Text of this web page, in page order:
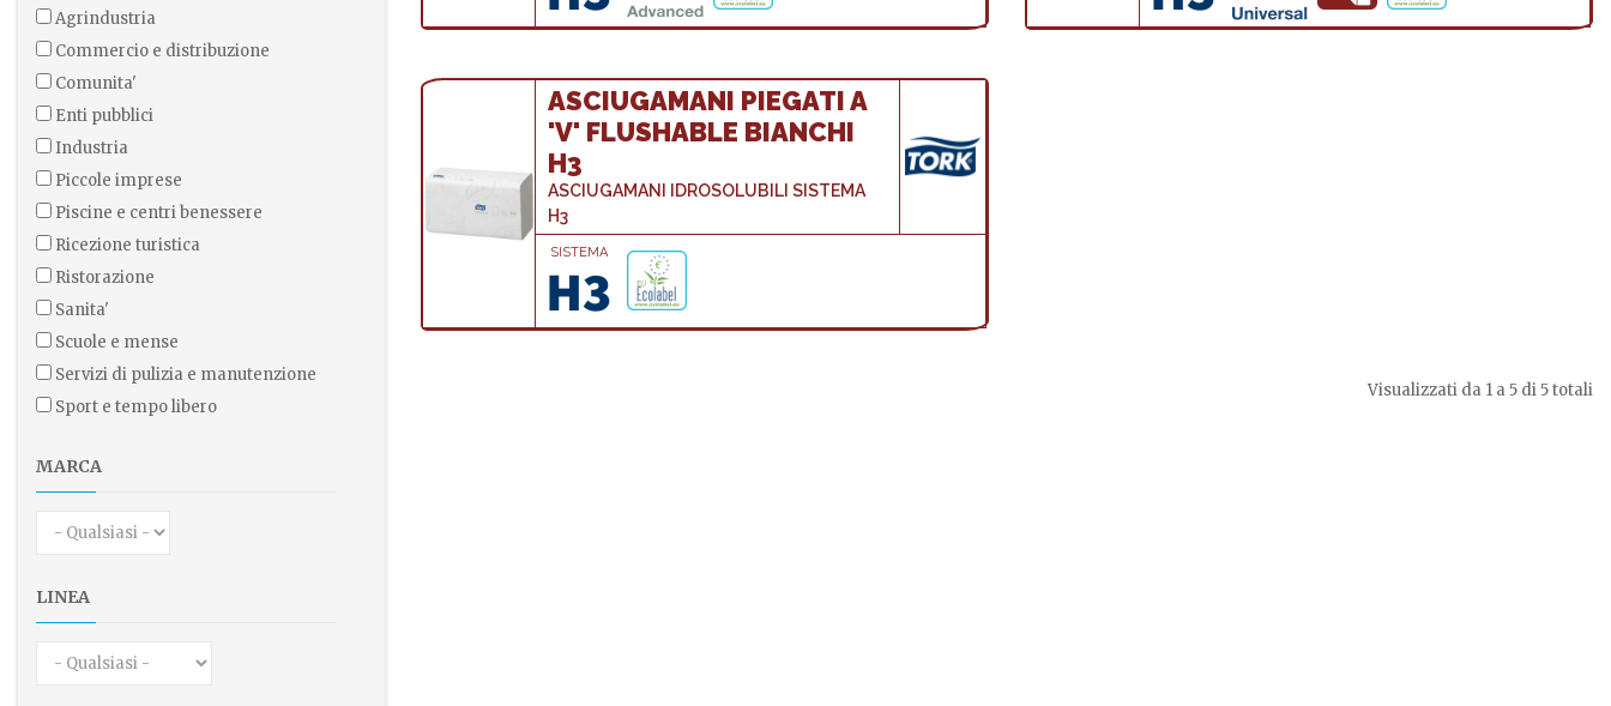
agrindustria
commercio e distribuzione
comunita'
enti pubblici
industria
piccole imprese
piscine e centri benessere
ricezione turistica
ristorazione
sanita'
scuole e mense
servizi di pulizia e manutenzione
sport e tempo libero
MARCA
LINEA
ASCIUGAMANI PIEGATI A
'V' FLUSHABLE BIANCHI
H3
ASCIUGAMANI IDROSOLUBILI SISTEMA
H3
SISTEMA
Visualizzati da 1 a 5 di 5 totali